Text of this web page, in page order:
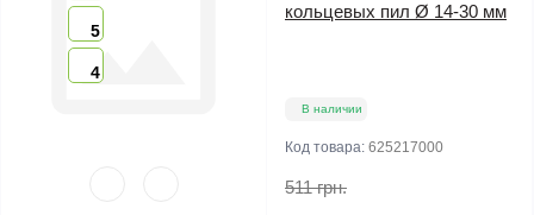
5
4
кольцевых пил Ø 14-30 мм
В наличии
Код товара: 625217000
511 грн.